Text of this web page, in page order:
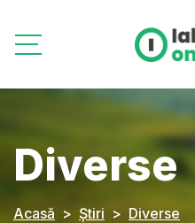
Diverse
Acasă Știri Diverse